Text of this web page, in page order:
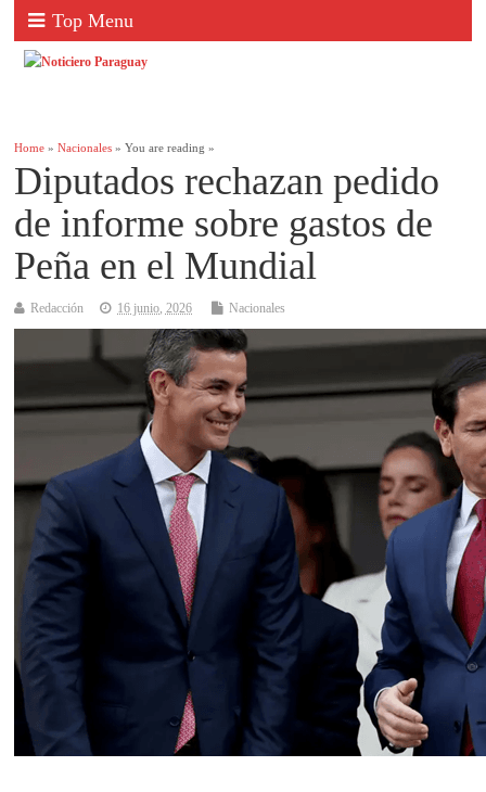
Top Menu
Home »Nacionales » You are reading »
Diputados rechazan pedido
de informe sobre gastos de
Peña en el Mundial
Redacción 16 junio, 2026 Nacionales